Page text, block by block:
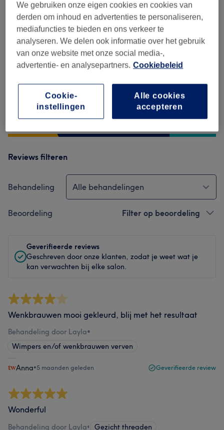
4,7 175 reviews
Ambiance
Hygiëne
Medewerkers
Reviews filteren
Behandeling Alle behandelingen
Beoordeling Filter op beoordeling
Geverifieerde reviews
Geschreven door onze klanten, zodat je weet wat je
kan verwachten bij elke salon.
Wenkbrauwen mooi gekleurd, blij met het resultaat
Behandeling door Layla•
Wimpers en/of wenkbrauwen verven
Anna•5 maanden geleden Geverifieerde review
Wonderful
Behandeling door Layla• Gezicht threaden
We gebruiken onze eigen cookies en cookies van
derden om inhoud en advertenties te personaliseren,
mediafuncties te bieden en ons verkeer te
analyseren. We delen ook informatie over het gebruik
van onze website met onze social media-,
advertentie- en analysepartners. Cookiebeleid
Alle cookies
accepteren
Cookie-
instellingen